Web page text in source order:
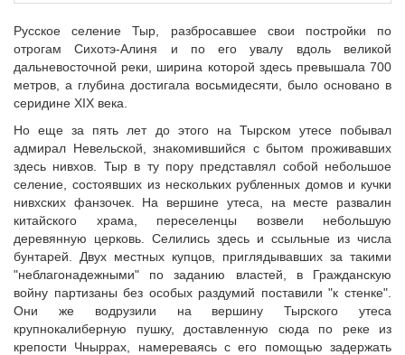
Русское селение Тыр, разбросавшее свои постройки по
отрогам Сихотэ-Алиня и по его увалу вдоль великой
дальневосточной реки, ширина которой здесь превышала 700
метров, а глубина достигала восьмидесяти, было основано в
серидине XIX века.
Но еще за пять лет до этого на Тырском утесе побывал
адмирал Невельской, знакомившийся с бытом проживавших
здесь нивхов. Тыр в ту пору представлял собой небольшое
селение, состоявших из нескольких рубленных домов и кучки
нивхских фанзочек. На вершине утеса, на месте развалин
китайского храма, переселенцы возвели небольшую
деревянную церковь. Селились здесь и ссыльные из числа
бунтарей. Двух местных купцов, приглядывавших за такими
"неблагонадежными" по заданию властей, в Гражданскую
войну партизаны без особых раздумий поставили "к стенке".
Они же водрузили на вершину Тырского утеса
крупнокалиберную пушку, доставленную сюда по реке из
крепости Чныррах, намереваясь с его помощью задержать